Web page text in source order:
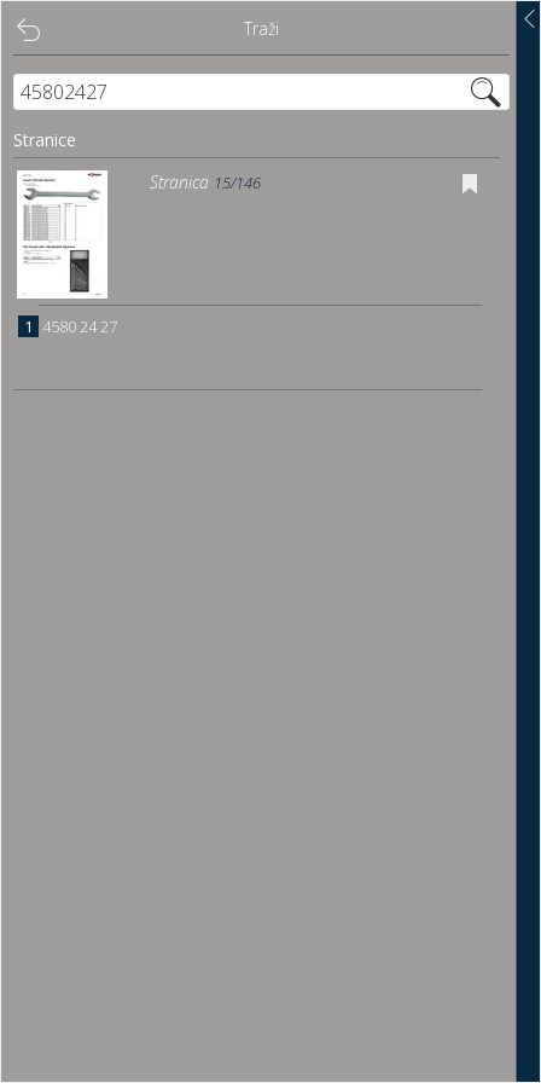
Traži
Sadržaj
Pregled
Istakni poveznice
Preuzmi
Traži
Stranice
Stranica 15/146
1 4580 24 27